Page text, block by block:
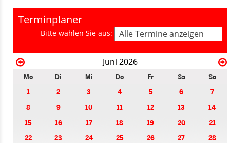
Terminplaner
Bitte wählen Sie aus: Alle Termine anzeigen
Juni 2026
Mo Di Mi Do Fr Sa
So
1
2 3 4 5 6
7
8
9 10 11 12 13
14
15
16 17 18 19 20
21
22
23 24 25 26 27
28